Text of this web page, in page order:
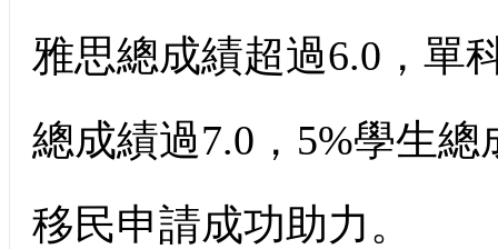
雅思總成績超過6.0，單
總成績過7.0，5%學生
移民申請成功助力。